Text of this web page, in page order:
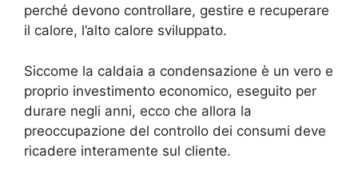
perché devono controllare, gestire e recuperare
il calore, l’alto calore sviluppato.
Siccome la caldaia a condensazione è un vero e
proprio investimento economico, eseguito per
durare negli anni, ecco che allora la
preoccupazione del controllo dei consumi deve
ricadere interamente sul cliente.